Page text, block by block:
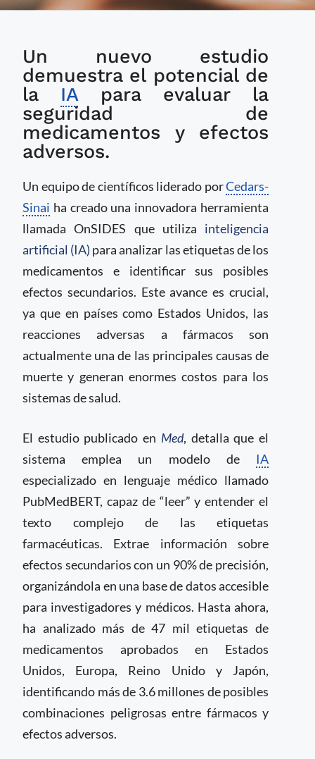
efectos secundarios
peligrosos de
medicamentos
Un nuevo estudio
demuestra el potencial de
la IApara evaluar la
seguridad de
medicamentos y efectos
adversos.
Un equipo de científicos liderado porCedars-
Sinai ha creado una innovadora herramienta
llamada OnSIDES que utiliza inteligencia
artificial (IA) para analizar las etiquetas de los
medicamentos e identificar sus posibles
efectos secundarios. Este avance es crucial,
ya que en países como Estados Unidos, las
reacciones adversas a fármacos son
actualmente una de las principales causas de
muerte y generan enormes costos para los
sistemas de salud.
El estudio publicado en Med, detalla que el
sistema emplea un modelo de IA
especializado en lenguaje médico llamado
PubMedBERT, capaz de “leer” y entender el
texto complejo de las etiquetas
farmacéuticas. Extrae información sobre
efectos secundarios con un 90% de precisión,
organizándola en una base de datos accesible
para investigadores y médicos. Hasta ahora,
ha analizado más de 47 mil etiquetas de
medicamentos aprobados en Estados
Unidos, Europa, Reino Unido y Japón,
identificando más de 3.6 millones de posibles
combinaciones peligrosas entre fármacos y
efectos adversos.